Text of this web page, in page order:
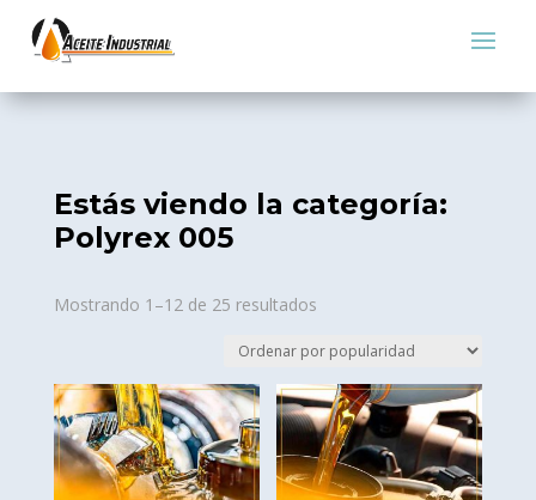
Estás viendo la categoría:
Polyrex 005
Mostrando 1–12 de 25 resultadosSorted
popularity